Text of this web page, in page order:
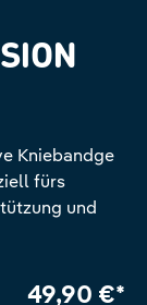
Kniebandge
fürs
und
49,90 €*